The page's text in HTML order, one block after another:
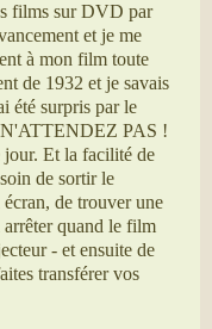
films sur DVD par
et je me
à mon film toute
de 1932 et je savais
été surpris par le
N'ATTENDEZ PAS !
jour. Et la facilité de
de sortir le
de trouver une
quand le film
- et ensuite de
transférer vos